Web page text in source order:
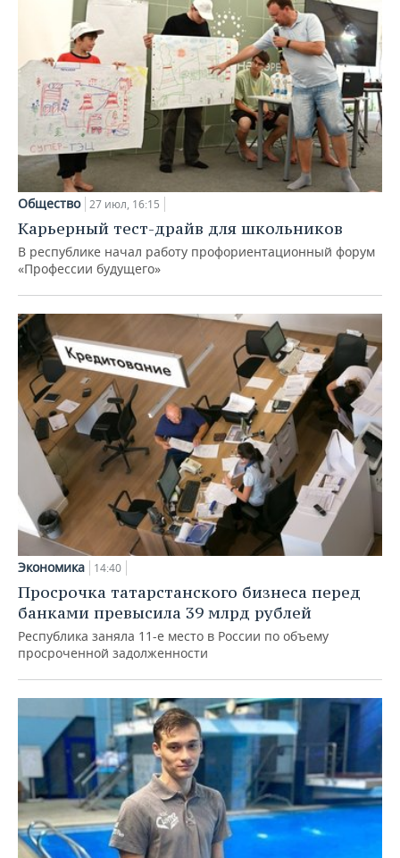
Общество 27 июл, 16:15
Карьерный тест-драйв для школьников
В республике начал работу профориентационный форум
«Профессии будущего»
Экономика 14:40
Просрочка татарстанского бизнеса перед
банками превысила 39 млрд рублей
Республика заняла 11-е место в России по объему
просроченной задолженности